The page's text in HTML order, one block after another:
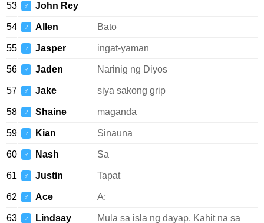
53 ♂ John Rey
54 ♂ Allen Bato
55 ♂ Jasper ingat-yaman
56 ♂ Jaden Narinig ng Diyos
57 ♂ Jake siya sakong grip
58 ♂ Shaine maganda
59 ♂ Kian Sinauna
60 ♂ Nash Sa
61 ♂ Justin Tapat
62 ♂ Ace A;
63 ♂ Lindsay Mula sa isla ng dayap. Kahit na sa